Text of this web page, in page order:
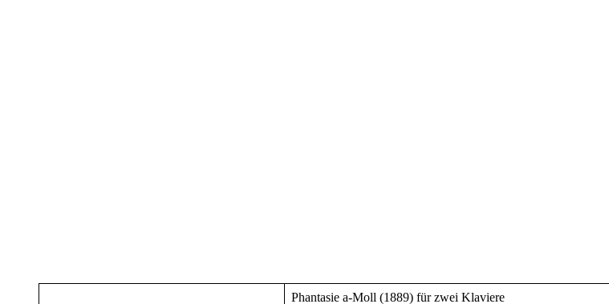
Phantasie a-Moll (1889) für zwei Klaviere